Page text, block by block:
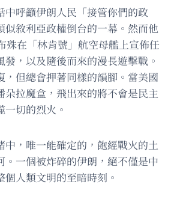
中呼籲伊朗人民「接管你們的政
似敘利亞政權倒台的一幕。然而他
殊在「林肯號」航空母艦上宣佈任
發，以及隨後而來的漫長遊擊戰。
，但總會押著同樣的韻腳。當美國
朵拉魔盒，飛出來的將不會是民主
切的烈火。
中，唯一能確定的，飽經戰火的土
。一個被炸碎的伊朗，絕不僅是中
人類文明的至暗時刻。